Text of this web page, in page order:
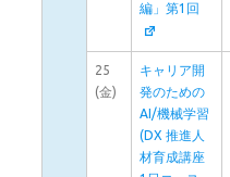
編」第1回
25
(金)
キャリア開
発のための
AI/機械学習
(DX 推進人
材育成講座